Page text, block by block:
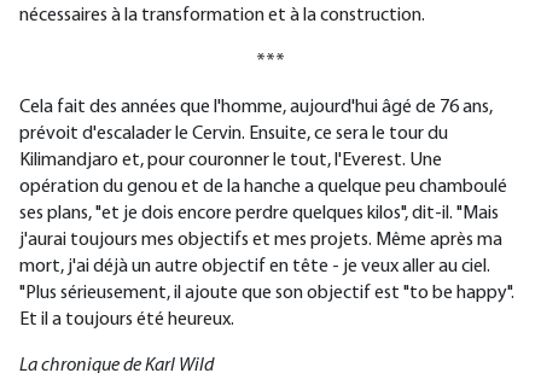
nécessaires à la transformation et à la construction.
***
Cela fait des années que l'homme, aujourd'hui âgé de 76 ans,
prévoit d'escalader le Cervin. Ensuite, ce sera le tour du
Kilimandjaro et, pour couronner le tout, l'Everest. Une
opération du genou et de la hanche a quelque peu chamboulé
ses plans, "et je dois encore perdre quelques kilos", dit-il. "Mais
j'aurai toujours mes objectifs et mes projets. Même après ma
mort, j'ai déjà un autre objectif en tête - je veux aller au ciel.
"Plus sérieusement, il ajoute que son objectif est "to be happy".
Et il a toujours été heureux.
La chronique de Karl Wild